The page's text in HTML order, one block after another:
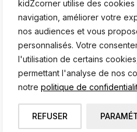
kidZcorner utilise des
navigation, améliorer votre
nos audiences et vous
personnalisés. Votre
l'utilisation de certains
permettant l'analyse de nos
notre politique de
REFUSER